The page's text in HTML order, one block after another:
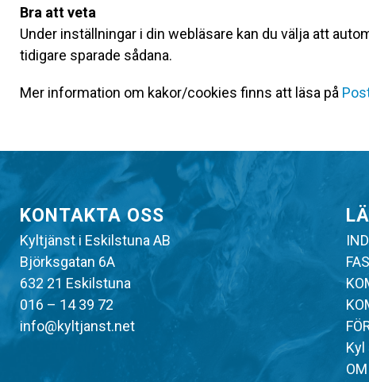
Bra att veta
Under inställningar i din webläsare kan du välja att
tidigare sparade sådana.
Mer information om kakor/cookies finns att läsa på
KONTAKTA OSS
Kyltjänst i Eskilstuna AB
Björksgatan 6A
632 21 Eskilstuna
016 – 14 39 72
info@kyltjanst.net